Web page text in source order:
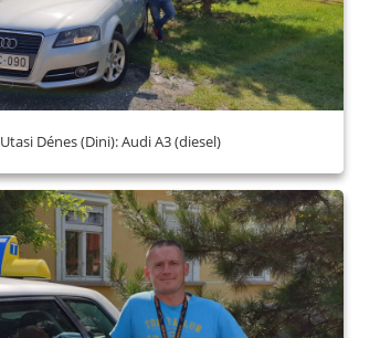
Utasi Dénes (Dini): Audi A3 (diesel)